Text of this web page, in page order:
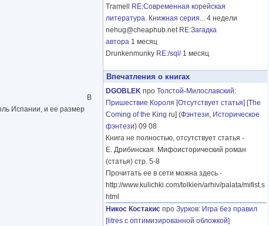
В
Испании, и ее размер
Tramell
RE:Современная корейская
литература. Книжная серия... 4 недели
nehug@cheaphub.net RE:Загадка
автора 1 месяц
Drunkenmunky RE:/sql/ 1 месяц
Впечатления о книгах
DGOBLEK про Толстой-Милославский:
Пришествие Короля [Отсутствует статья] [The
Coming of the King ru] (Фэнтези, Историческое
фэнтези) 09 08
Книга не полностью, отсутствует статья -
Е. Дрибинская. Мифоисторический роман
(статья) стр. 5-8
Прочитать ее в сети можна здесь -
http://www.kulichki.com/tolkien/arhiv/palata/mifist.s
html
Никос Костакис про Зурков: Игра без правил
[litres с оптимизированной обложкой]